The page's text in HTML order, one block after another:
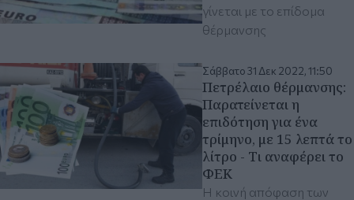
γίνεται με το επίδομα
θέρμανσης
Σάββατο 31 Δεκ 2022, 11:50
Πετρέλαιο θέρμανσης:
Παρατείνεται η
επιδότηση για ένα
τρίμηνο, με 15 λεπτά το
λίτρο - Τι αναφέρει το
ΦΕΚ
Η κοινή απόφαση των